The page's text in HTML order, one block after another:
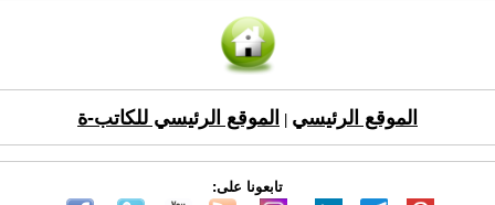
الموقع الرئيسي الموقع الرئيسي للكاتب-ة
تابعونا على: